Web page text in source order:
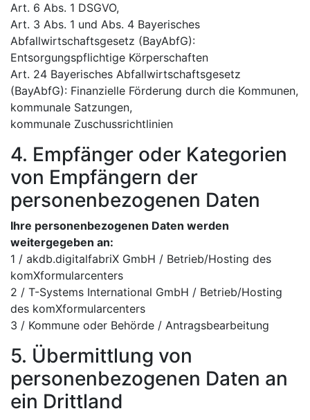
Art. 6 Abs. 1 DSGVO,
Art. 3 Abs. 1 und Abs. 4 Bayerisches
Abfallwirtschaftsgesetz (BayAbfG):
Entsorgungspflichtige Körperschaften
Art. 24 Bayerisches Abfallwirtschaftsgesetz
(BayAbfG): Finanzielle Förderung durch die Kommunen,
kommunale Satzungen,
kommunale Zuschussrichtlinien
4. Empfänger oder Kategorien
von Empfängern der
personenbezogenen Daten
Ihre personenbezogenen Daten werden
weitergegeben an:
1 / akdb.digitalfabriX GmbH / Betrieb/Hosting des
komXformularcenters
2 / T-Systems International GmbH / Betrieb/Hosting
des komXformularcenters
3 / Kommune oder Behörde / Antragsbearbeitung
5. Übermittlung von
personenbezogenen Daten an
ein Drittland